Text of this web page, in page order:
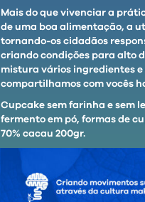
Mais do que vivenciar a
de uma boa alimentação, a
tornando-os cidadãos
criando condições para alto
mistura vários ingredientes e
compartilhamos com vocês
Cupcake sem farinha e sem
fermento em pó, formas de
70% cacau 200gr.